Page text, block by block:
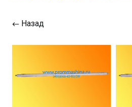
Назад